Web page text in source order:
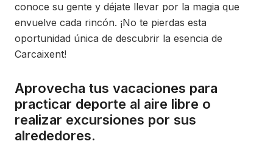
conoce su gente y déjate llevar por la magia que
envuelve cada rincón. ¡No te pierdas esta
oportunidad única de descubrir la esencia de
Carcaixent!
Aprovecha tus vacaciones para
practicar deporte al aire libre o
realizar excursiones por sus
alrededores.